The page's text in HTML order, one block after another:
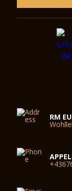
RM